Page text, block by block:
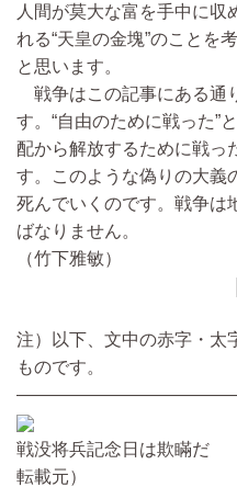
人間が莫大な富を手中に収
れる“天皇の金塊”のことを
と思います。
戦争はこの記事にある通
す。“自由のために戦った”
配から解放するために戦っ
す。このような偽りの大義
死んでいくのです。戦争は
ばなりません。
（竹下雅敏）
注）以下、文中の赤字・太
ものです。
戦没将兵記念日は欺瞞だ
転載元）